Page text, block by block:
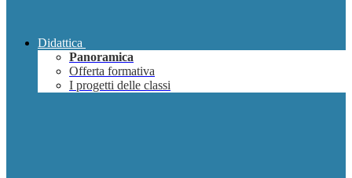
Didattica
Panoramica
Offerta formativa
I progetti delle classi